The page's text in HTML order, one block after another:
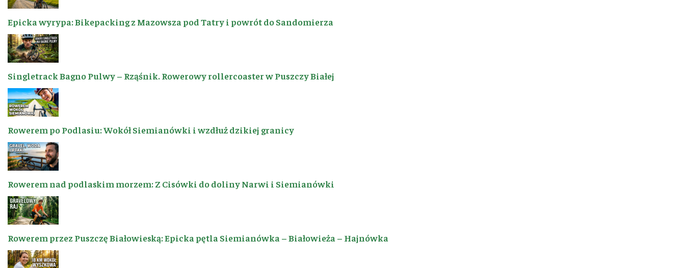
Epicka wyrypa: Bikepacking z Mazowsza pod Tatry i powrót do Sandomierza
Singletrack Bagno Pulwy – Rząśnik. Rowerowy rollercoaster w Puszczy Białej
Rowerem po Podlasiu: Wokół Siemianówki i wzdłuż dzikiej granicy
Rowerem nad podlaskim morzem: Z Cisówki do doliny Narwi i Siemianówki
Rowerem przez Puszczę Białowieską: Epicka pętla Siemianówka – Białowieża – Hajnówka